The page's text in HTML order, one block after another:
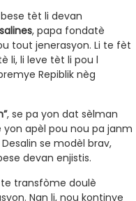
tèt li devan
, papa fondatè
tout jenerasyon. Li te fèt
li, li leve tèt li pou l
Repiblik nèg
, se pa yon dat sèlman
yon apèl pou nou pa janm
se modèl brav,
devan enjistis.
te transfòme doulè
Nan li, nou kontinye